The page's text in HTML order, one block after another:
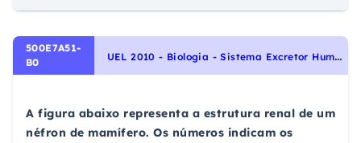
500E7A51-
B0
U
EL 2010 - Biologia - Sistema Excretor Humano, Identidade dos seres vivos
A figura abaixo representa a estrutura renal de um
néfron de mamífero. Os números indicam os